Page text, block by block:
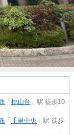
「 桃山台 」駅 徒歩10
「 千里中央 」駅 徒歩